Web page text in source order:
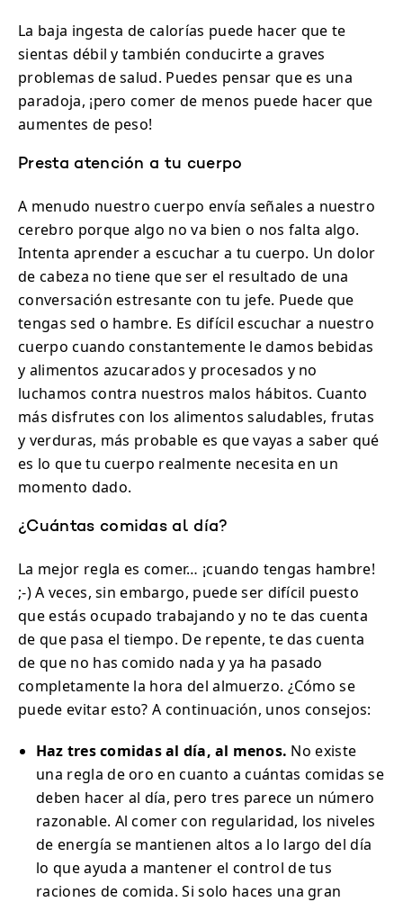
La baja ingesta de calorías puede hacer que te
sientas débil y también conducirte a graves
problemas de salud. Puedes pensar que es una
paradoja, ¡pero comer de menos puede hacer que
aumentes de peso!
Presta atención a tu cuerpo
A menudo nuestro cuerpo envía señales a nuestro
cerebro porque algo no va bien o nos falta algo.
Intenta aprender a escuchar a tu cuerpo. Un dolor
de cabeza no tiene que ser el resultado de una
conversación estresante con tu jefe. Puede que
tengas sed o hambre. Es difícil escuchar a nuestro
cuerpo cuando constantemente le damos bebidas
y alimentos azucarados y procesados y no
luchamos contra nuestros malos hábitos. Cuanto
más disfrutes con los alimentos saludables, frutas
y verduras, más probable es que vayas a saber qué
es lo que tu cuerpo realmente necesita en un
momento dado.
¿Cuántas comidas al día?
La mejor regla es comer… ¡cuando tengas hambre!
;-) A veces, sin embargo, puede ser difícil puesto
que estás ocupado trabajando y no te das cuenta
de que pasa el tiempo. De repente, te das cuenta
de que no has comido nada y ya ha pasado
completamente la hora del almuerzo. ¿Cómo se
puede evitar esto? A continuación, unos consejos:
Haz tres comidas al día, al menos. No existe
una regla de oro en cuanto a cuántas comidas se
deben hacer al día, pero tres parece un número
razonable. Al comer con regularidad, los niveles
de energía se mantienen altos a lo largo del día
lo que ayuda a mantener el control de tus
raciones de comida. Si solo haces una gran